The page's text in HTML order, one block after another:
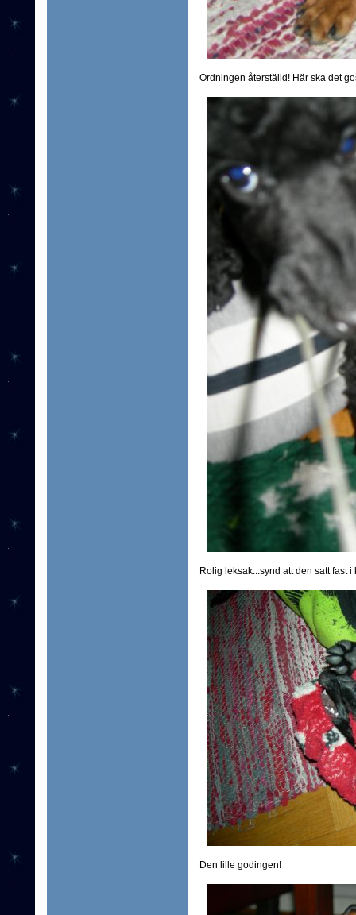
Ordningen återställd! Här ska det
Rolig leksak...synd att den satt fast i
Den lille godingen!